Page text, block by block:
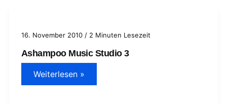
16. November 2010 / 2 Minuten Lesezeit
Ashampoo Music Studio 3
Ashampoo
Music
Studio
Weiterlesen »